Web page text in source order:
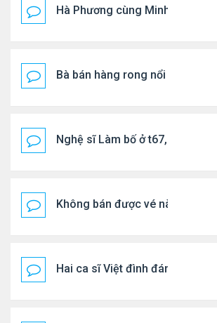
Hà Phương cùng Minh Tuyết đi
Bà bán hàng rong nổi tiếng bị
Nghệ sĩ Làm bố ở t67, mê
Không bán được vé nào, 1 phim
Hai ca sĩ Việt đình đám không